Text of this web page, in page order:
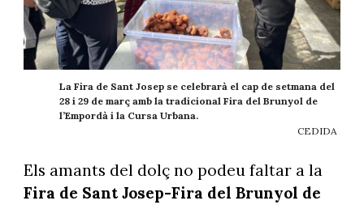
La Fira de Sant Josep se celebrarà el cap de setmana del
28 i 29 de març amb la tradicional Fira del Brunyol de
l’Empordà i la Cursa Urbana.
CEDIDA
Els amants del dolç no podeu faltar a la
Fira de Sant Josep-Fira del Brunyol de